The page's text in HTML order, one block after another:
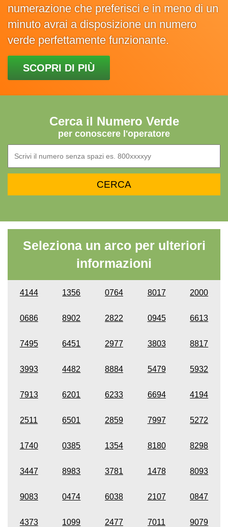
numerazione che preferisci e in meno di un
minuto avrai a disposizione un numero
verde perfettamente funzionante.
SCOPRI DI PIÙ
Cerca il Numero Verde
per conoscere l'operatore
Seleziona un arco per ulteriori
informazioni
4144 1356 0764 8017 2000
0686 8902 2822 0945 6613
7495 6451 2977 3803 8817
3993 4482 8884 5479 5932
7913 6201 6233 6694 4194
2511 6501 2859 7997 5272
1740 0385 1354 8180 8298
3447 8983 3781 1478 8093
9083 0474 6038 2107 0847
4373 1099 2477 7011 9079